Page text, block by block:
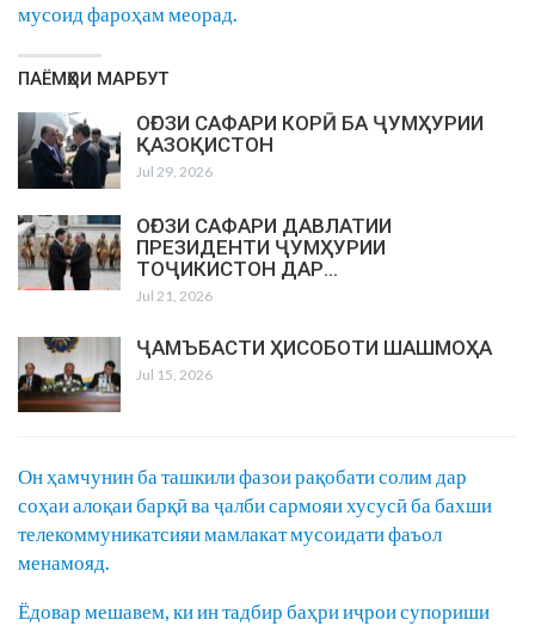
мусоид фароҳам меорад.
ПАЁМҲОИ МАРБУТ
ОҒОЗИ САФАРИ КОРӢ БА ҶУМҲУРИИ
ҚАЗОҚИСТОН
Jul 29, 2026
ОҒОЗИ САФАРИ ДАВЛАТИИ
ПРЕЗИДЕНТИ ҶУМҲУРИИ
ТОҶИКИСТОН ДАР…
Jul 21, 2026
ҶАМЪБАСТИ ҲИСОБОТИ ШАШМОҲА
Jul 15, 2026
Он ҳамчунин ба ташкили фазои рақобати солим дар
соҳаи алоқаи барқӣ ва ҷалби сармояи хусусӣ ба бахши
телекоммуникатсияи мамлакат мусоидати фаъол
менамояд.
Ёдовар мешавем, ки ин тадбир баҳри иҷрои супориши